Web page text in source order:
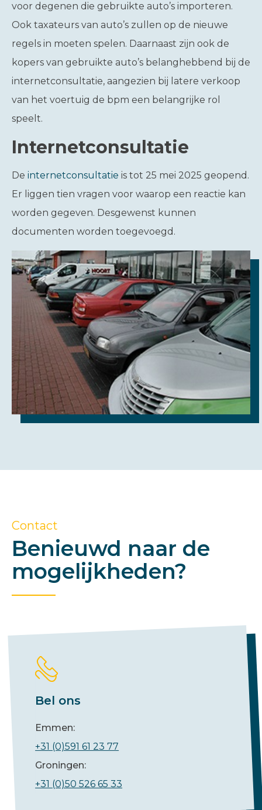
voor degenen die gebruikte auto’s importeren.
Ook taxateurs van auto’s zullen op de nieuwe
regels in moeten spelen. Daarnaast zijn ook de
kopers van gebruikte auto’s belanghebbend bij de
internetconsultatie, aangezien bij latere verkoop
van het voertuig de bpm een belangrijke rol
speelt.
Internetconsultatie
De internetconsultatie is tot 25 mei 2025 geopend.
Er liggen tien vragen voor waarop een reactie kan
worden gegeven. Desgewenst kunnen
documenten worden toegevoegd.
Contact
Benieuwd naar de
mogelijkheden?
Bel ons
Emmen:
+31 (0)591 61 23 77
Groningen:
+31 (0)50 526 65 33